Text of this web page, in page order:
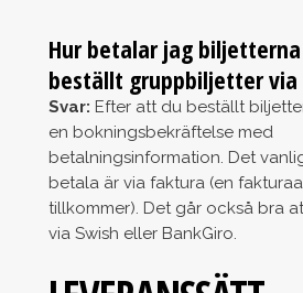
Hur betalar jag
beställt gruppbiljetter via
Svar: Efter att du beställt
en bokningsbekräftelse med
betalningsinformation. Det
betala är via faktura (en
tillkommer). Det går också bra
via Swish eller BankGiro.